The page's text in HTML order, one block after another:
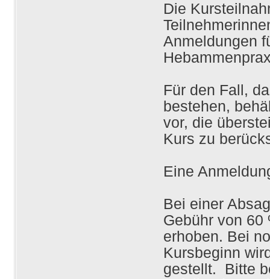
Die
Anmeldungen
Für den Fall,
bestehen,
vor, die
Kurs zu
Eine
Bei einer
Gebühr von 60
erhoben. Bei
Kursbeginn
gestellt. Bitte